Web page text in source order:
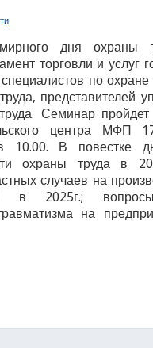
дня охраны
торговли и услуг
по охране
представителей
Семинар
центра МФП
10.00. В повестке
охраны труда в
случаев на
2025г.; вопросы
на